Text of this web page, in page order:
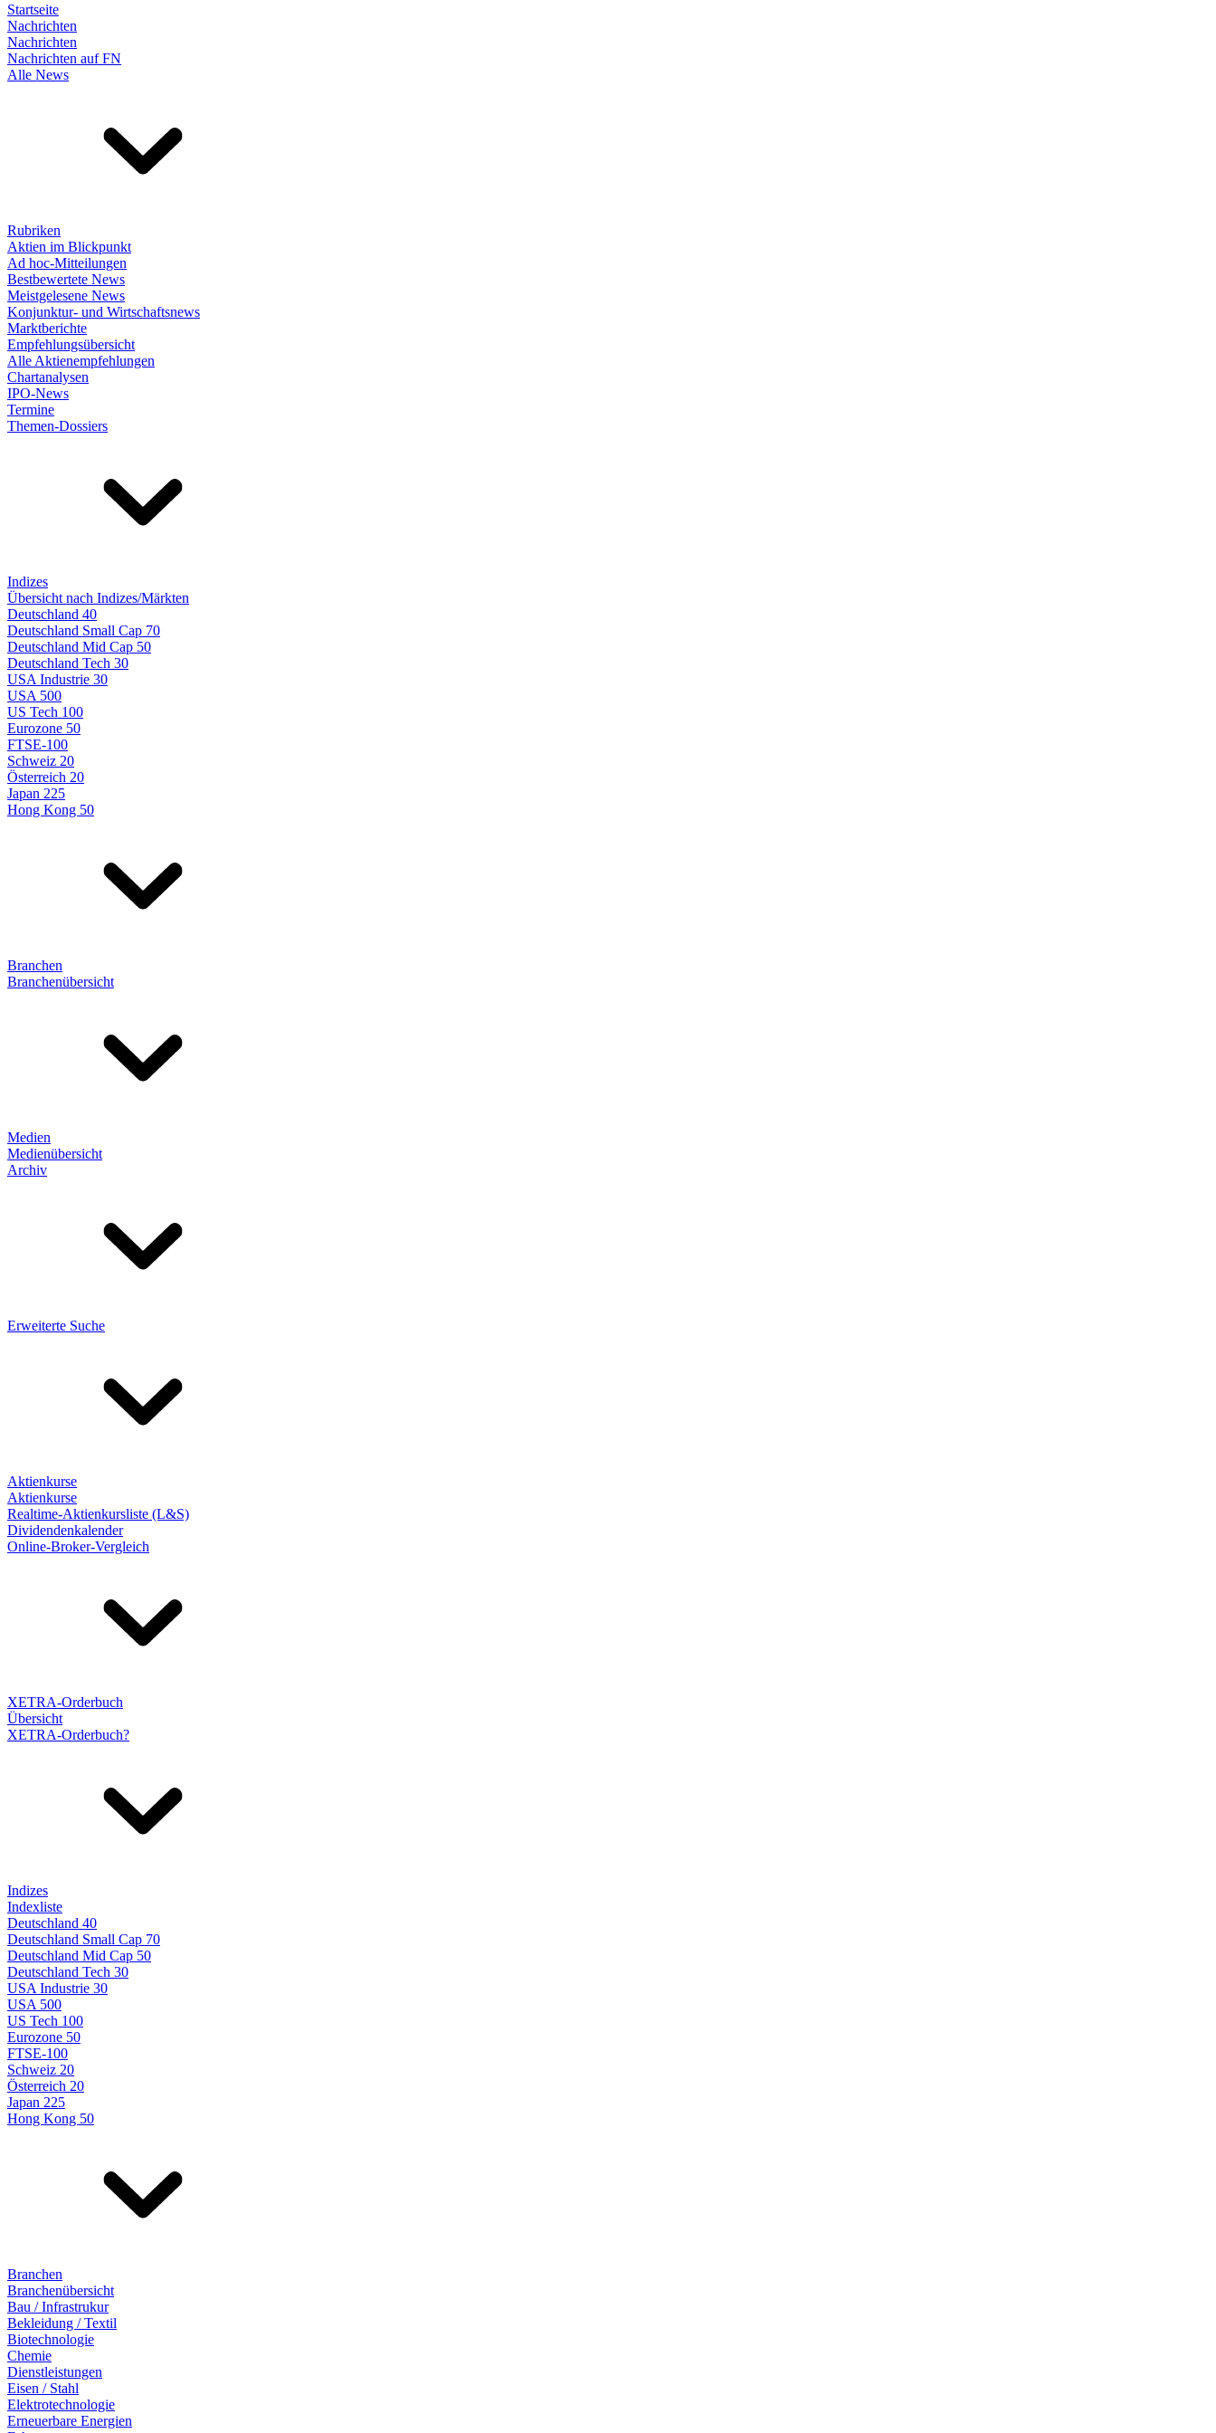
Startseite
Nachrichten
Nachrichten
Nachrichten auf FN
Alle News
Rubriken
Aktien im Blickpunkt
Ad hoc-Mitteilungen
Bestbewertete News
Meistgelesene News
Konjunktur- und Wirtschaftsnews
Marktberichte
Empfehlungsübersicht
Alle Aktienempfehlungen
Chartanalysen
IPO-News
Termine
Themen-Dossiers
Indizes
Übersicht nach Indizes/Märkten
Deutschland 40
Deutschland Small Cap 70
Deutschland Mid Cap 50
Deutschland Tech 30
USA Industrie 30
USA 500
US Tech 100
Eurozone 50
FTSE-100
Schweiz 20
Österreich 20
Japan 225
Hong Kong 50
Branchen
Branchenübersicht
Medien
Medienübersicht
Archiv
Erweiterte Suche
Aktienkurse
Aktienkurse
Realtime-Aktienkursliste (L&S)
Dividendenkalender
Online-Broker-Vergleich
XETRA-Orderbuch
Übersicht
XETRA-Orderbuch?
Indizes
Indexliste
Deutschland 40
Deutschland Small Cap 70
Deutschland Mid Cap 50
Deutschland Tech 30
USA Industrie 30
USA 500
US Tech 100
Eurozone 50
FTSE-100
Schweiz 20
Österreich 20
Japan 225
Hong Kong 50
Branchen
Branchenübersicht
Bau / Infrastrukur
Bekleidung / Textil
Biotechnologie
Chemie
Dienstleistungen
Eisen / Stahl
Elektrotechnologie
Erneuerbare Energien